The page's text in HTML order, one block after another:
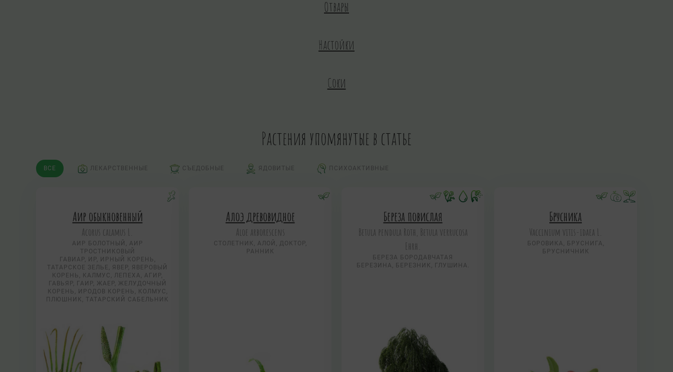
Отвары
Настойки
Соки
Растения упомянутые в статье
ВСЕ ЛЕКАРСТВЕННЫЕ СЪЕДОБНЫЕ ЯДОВИТЫЕ ПСИХОАКТИВНЫЕ
Аир обыкновенный
Acorus calamus L.
АИР БОЛОТНЫЙ, АИР
ТРОСТНИКОВЫЙ
ГАВИАР, ИР, ИРНЫЙ КОРЕНЬ,
ТАТАРСКОЕ ЗЕЛЬЕ, ЯВЕР, ЯВЕРОВЫЙ
КОРЕНЬ, КАЛМУС, ЛЕПЕХА, АГИР,
ГАВЬЯР, ГАИР, ЖАЕР, ЖЕЛУДОЧНЫЙ
КОРЕНЬ, ИРОДОВ КОРЕНЬ, КОЛМУС,
ПЛЮШНИК, ТАТАРСКИЙ САБЕЛЬНИК
Алоэ древовидное
Aloe arborescens
СТОЛЕТНИК, АЛОЙ, ДОКТОР,
РАННИК
Береза повислая
Betula pendula Roth, Betula verrucosa
Ehrh.
БЕРЕЗА БОРОДАВЧАТАЯ
БЕРЕЗИНА, БЕРЕЗНИК, ГЛУШИНА.
Брусника
Vaccinium vitis-idaea L.
БОРОВИКА, БРУСНИГА,
БРУСНИЧНИК